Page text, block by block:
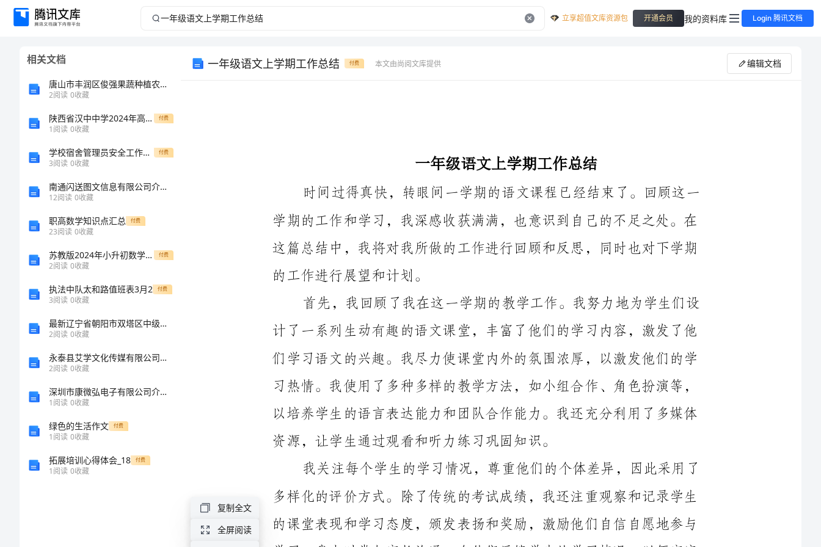
一
立享超值文库资源包 开通会员 我的资料库 Login 腾讯文档
相关文档
唐山市丰润区俊强果蔬种植农民专业合作社介绍企业发展分析报告
2阅读 0收藏
陕西省汉中中学2024年高一上学期第一次月考生物试题解析版 付费
1阅读 0收藏
学校宿舍管理员安全工作职责模版 付费
3阅读 0收藏
南通闪送图文信息有限公司介绍企业发展分析报告
12阅读 0收藏
职高数学知识点汇总 付费
23阅读 0收藏
苏教版2024年小升初数学综合检测试卷C卷 含答案 付费
2阅读 0收藏
执法中队太和路值班表3月2 付费
3阅读 0收藏
最新辽宁省朝阳市双塔区中级统计师《统计基础知识理论及相关知识》巅峰冲刺试卷含解析
2阅读 0收藏
永泰县艾学文化传媒有限公司介绍企业发展分析报告
2阅读 0收藏
深圳市康微弘电子有限公司介绍企业发展分析报告
1阅读 0收藏
绿色的生活作文 付费
1阅读 0收藏
拓展培训心得体会_18 付费
1阅读 0收藏
一年级语文上学期工作总结 付费 本文由尚阅文库提供 编辑文档
然而，在教学中还存在一些问题和挑战。首先，对于一年级学生
此，在教学中我要更注重基础知识的渗透和巩固，帮助学生建立扎实
时间过得真快，转眼间一学期的语文课程已经结束了。回顾这一
这篇总结中，我将对我所做的工作进行回顾和反思，同时也对下学期
的工作进行展望和计划。
首先，我回顾了我在这一学期的教学工作。我努力地为学生们设
习热情。我使用了多种多样的教学方法，如小组合作、角色扮演等，
以培养学生的语言表达能力和团队合作能力。我还充分利用了多媒体
资源，让学生通过观看和听力练习巩固知识。
我关注每个学生的学习情况，尊重他们的个体差异，因此采用了
的课堂表现和学习态度，颁发表扬和奖励，激励他们自信自愿地参与
与学校共同关注孩子的成长。
复制全文
全屏阅读